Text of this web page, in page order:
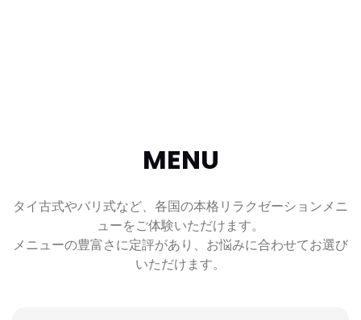
MENU
タイ古式やバリ式など、各国の本格リラクゼーションメニ
ューをご体験いただけます。
メニューの豊富さに定評があり、お悩みに合わせてお選び
いただけます。